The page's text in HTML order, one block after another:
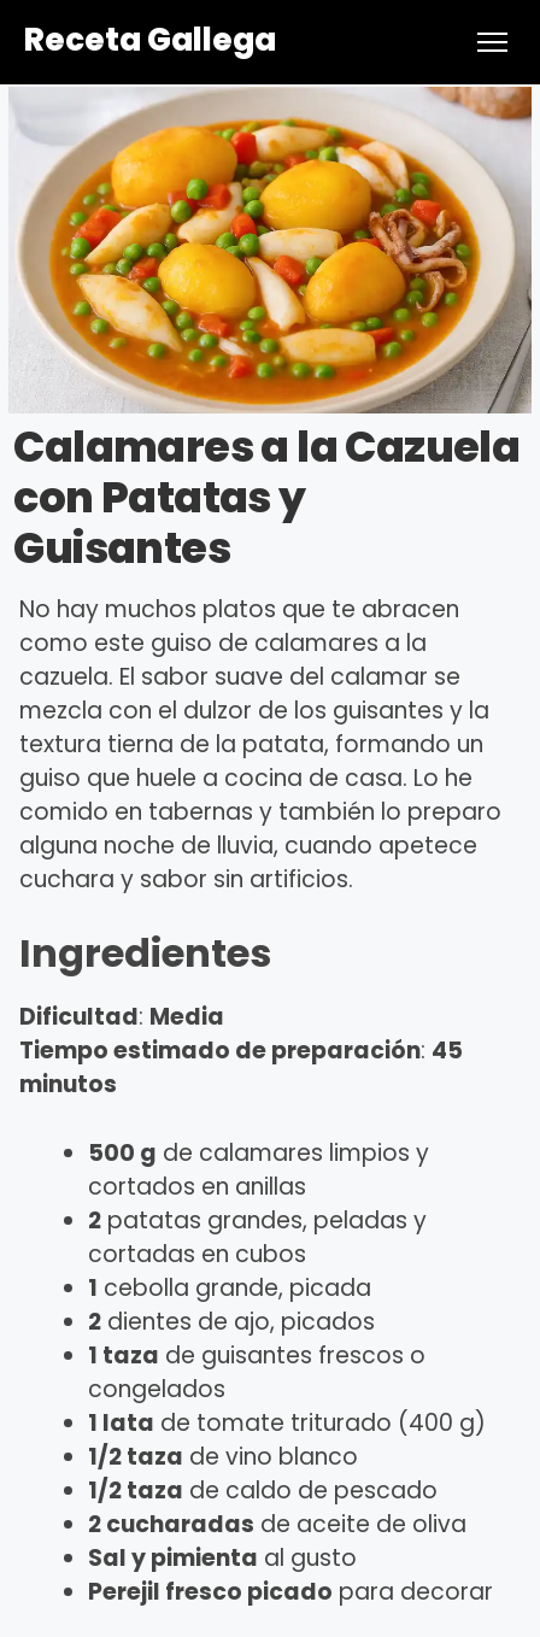
Receta Gallega
Calamares a la Cazuela
con Patatas y
Guisantes
No hay muchos platos que te abracen
como este guiso de calamares a la
cazuela. El sabor suave del calamar se
mezcla con el dulzor de los guisantes y la
textura tierna de la patata, formando un
guiso que huele a cocina de casa. Lo he
comido en tabernas y también lo preparo
alguna noche de lluvia, cuando apetece
cuchara y sabor sin artificios.
Ingredientes
Dificultad: Media
Tiempo estimado de preparación: 45
minutos
500 g de calamares limpios y
cortados en anillas
2patatas grandes, peladas y
cortadas en cubos
1 cebolla grande, picada
2dientes de ajo, picados
1 taza de guisantes frescos o
congelados
1 lata de tomate triturado (400 g)
1/2 taza de vino blanco
1/2 taza de caldo de pescado
2 cucharadas de aceite de oliva
Sal y pimienta al gusto
Perejil fresco picado para decorar